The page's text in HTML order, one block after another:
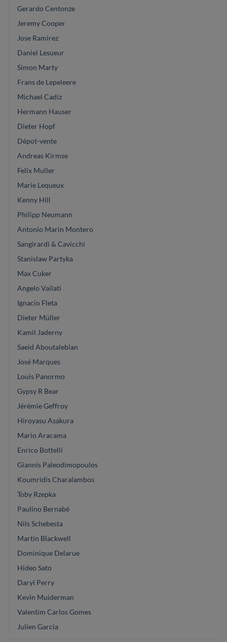
Gerardo Centonze
Jeremy Cooper
Jose Ramirez
Daniel Lesueur
Simon Marty
Frans de Lepeleere
Michael Cadiz
Hermann Hauser
Dieter Hopf
Dépot-vente
Andreas Kirmse
Felix Muller
Marie Lequeux
Kenny Hill
Philipp Neumann
Antonio Marin Montero
Sangirardi & Cavicchi
Stanislaw Partyka
Max Cuker
Angelo Vailati
Ignacio Fleta
Dieter Müller
Kamil Jaderny
Saeid Aboutalebian
José Marques
Louis Panormo
Gypsy R Bear
Jérémie Geffroy
Hiroyasu Asakura
Mario Aracama
Enrico Bottelli
Giannis Paleodimopoulos
Koumridis Charalambos
Toby Rzepka
Paulino Bernabé
Nils Schebesta
Martin Blackwell
Dominique Delarue
Hideo Sato
Daryl Perry
Kevin Muiderman
Valentim Carlos Gomes
Julien Garcia